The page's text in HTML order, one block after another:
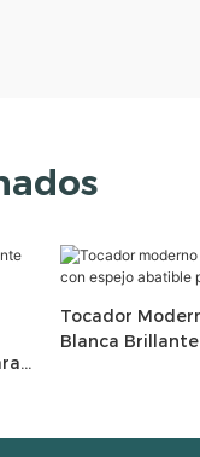
Tocador
Blanca